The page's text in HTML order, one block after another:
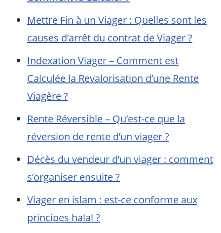
Mettre Fin à un Viager : Quelles sont les
causes d’arrêt du contrat de Viager ?
Indexation Viager – Comment est
Calculée la Revalorisation d’une Rente
Viagère ?
Rente Réversible – Qu’est-ce que la
réversion de rente d’un viager ?
Décès du vendeur d’un viager : comment
s’organiser ensuite ?
Viager en islam : est-ce conforme aux
principes halal ?